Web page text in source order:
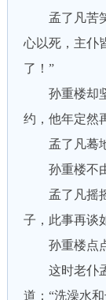
孟了凡苦笑
心以死，主仆
了！”
孙重楼却坚
约，他年定然
孟了凡蓦地
孙重楼不由
孟了凡摇摇
子，此事再谈
孙重楼点点
这时老仆孟
道：“洗澡水